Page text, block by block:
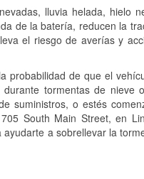
lluvia helada, hielo
de la batería, reducen la
el riesgo de averías y
probabilidad de que el
tormentas de nieve
suministros, o estés
South Main Street, en
a sobrellevar la